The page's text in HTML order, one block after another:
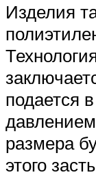
Изделия
подается
размера
этого